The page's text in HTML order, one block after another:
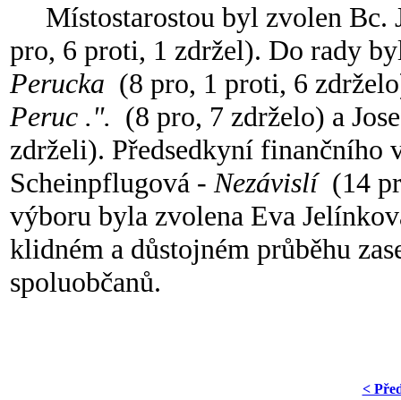
Místostarostou byl zvolen Bc.
pro, 6 proti, 1 zdržel). Do rady
Perucka (8 pro, 1 proti, 6
Peruc .". (8 pro, 7 zdrželo) a
zdrželi). Předsedkyní finančního
Scheinpflugová - Nezávislí (14
výboru byla zvolena Eva
klidném a důstojném průběhu
spoluobčanů.
<